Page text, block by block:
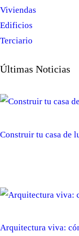
Viviendas
Edificios
Terciario
Últimas Noticias
Construir tu casa de
Arquitectura viva: